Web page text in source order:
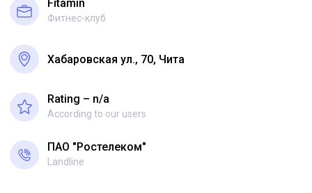
Fitamin
Фитнес-клуб
Хабаровская ул., 70, Чита
Rating – n/a
According to our users
ПАО "Ростелеком"
Landline